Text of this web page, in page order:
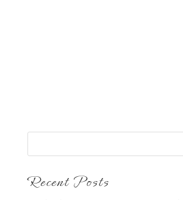
Recent Posts